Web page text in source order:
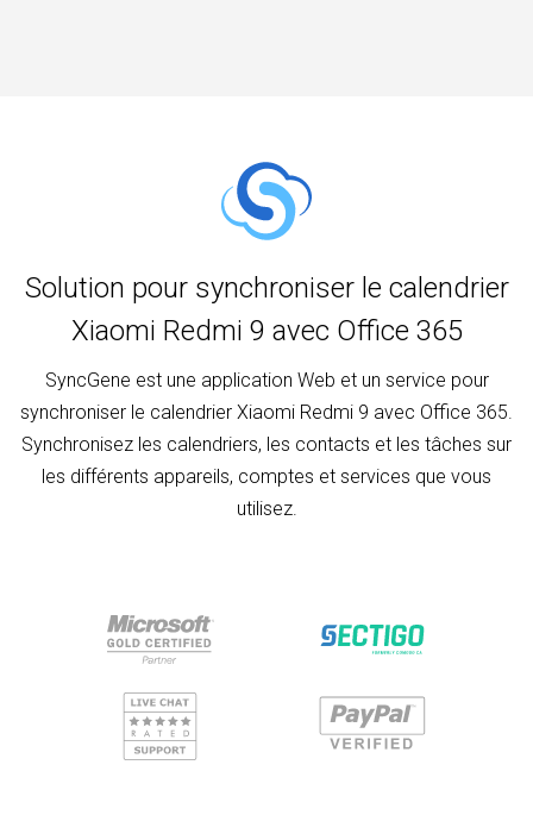
Solution pour synchroniser le calendrier
Xiaomi Redmi 9 avec Office 365
SyncGene est une application Web et un service pour
synchroniser le calendrier Xiaomi Redmi 9 avec Office 365.
Synchronisez les calendriers, les contacts et les tâches sur
les différents appareils, comptes et services que vous
utilisez.